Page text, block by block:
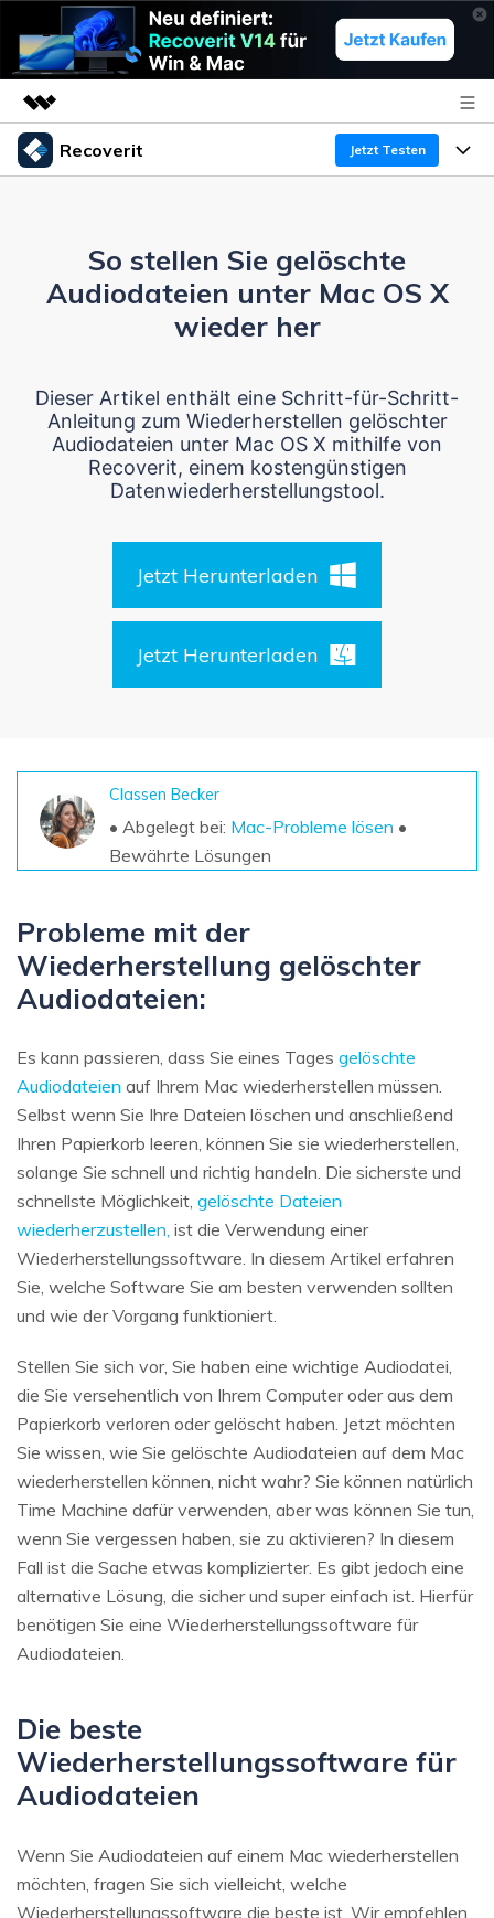
Top-Produkte
Lösungen
Support
Recoverit Jetzt Testen
Recoverit für Windows
KI
Ein führendes Tool zur Datenrettung für Windows
Recoverit für Mac
KI
Unbegrenzte Daten vom Mac-System
Kostenlos Testen
Kostenlos Testen
Repairit - Datenreparatur
Funktionen
Wiederherstellung von Laufwerken
Exklusive Wiederherstellungsl?sungen Neu
Dokumente wiederherstellen
ALLE FUNKTIONEN ENTDECKEN
Experte für Datenrettung
Kundengeschichten
Aktuelles Thema
Guide
DOWNLOAD Sign In
search
So stellen Sie gelöschte
Audiodateien unter Mac OS X
wieder her
Dieser Artikel enthält eine Schritt-für-Schritt-
Anleitung zum Wiederherstellen gelöschter
Audiodateien unter Mac OS X mithilfe von
Recoverit, einem kostengünstigen
Datenwiederherstellungstool.
Jetzt Herunterladen
Jetzt Herunterladen
Classen Becker
• Abgelegt bei: Mac-Probleme lösen •
Bewährte Lösungen
Probleme mit der
Wiederherstellung gelöschter
Audiodateien:
Es kann passieren, dass Sie eines Tages gelöschte
Audiodateien auf Ihrem Mac wiederherstellen müssen.
Selbst wenn Sie Ihre Dateien löschen und anschließend
Ihren Papierkorb leeren, können Sie sie wiederherstellen,
solange Sie schnell und richtig handeln. Die sicherste und
schnellste Möglichkeit, gelöschte Dateien
wiederherzustellen, ist die Verwendung einer
Wiederherstellungssoftware. In diesem Artikel erfahren
Sie, welche Software Sie am besten verwenden sollten
und wie der Vorgang funktioniert.
Stellen Sie sich vor, Sie haben eine wichtige Audiodatei,
die Sie versehentlich von Ihrem Computer oder aus dem
Papierkorb verloren oder gelöscht haben. Jetzt möchten
Sie wissen, wie Sie gelöschte Audiodateien auf dem Mac
wiederherstellen können, nicht wahr? Sie können natürlich
Time Machine dafür verwenden, aber was können Sie tun,
wenn Sie vergessen haben, sie zu aktivieren? In diesem
Fall ist die Sache etwas komplizierter. Es gibt jedoch eine
alternative Lösung, die sicher und super einfach ist. Hierfür
benötigen Sie eine Wiederherstellungssoftware für
Audiodateien.
Die beste
Wiederherstellungssoftware für
Audiodateien
Wenn Sie Audiodateien auf einem Mac wiederherstellen
möchten, fragen Sie sich vielleicht, welche
Wiederherstellungssoftware die beste ist. Wir empfehlen